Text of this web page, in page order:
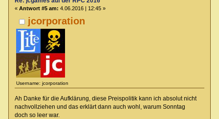
jcorporation
Username: jcorporation
« Antwort #5 am: 4.06.2016 | 12:45 »
Ah Danke für die Aufklärung, diese Preispolitik kann ich absolut nicht
nachvollziehen und das erklärt dann auch wohl, warum Sonntag
doch so leer war.